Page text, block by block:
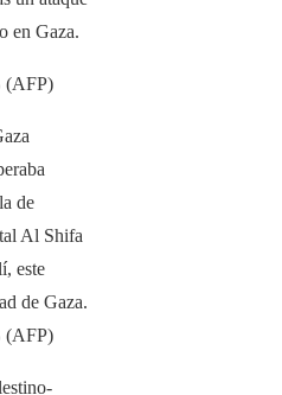
en Gaza.
de
Al Shifa
este
de Gaza.